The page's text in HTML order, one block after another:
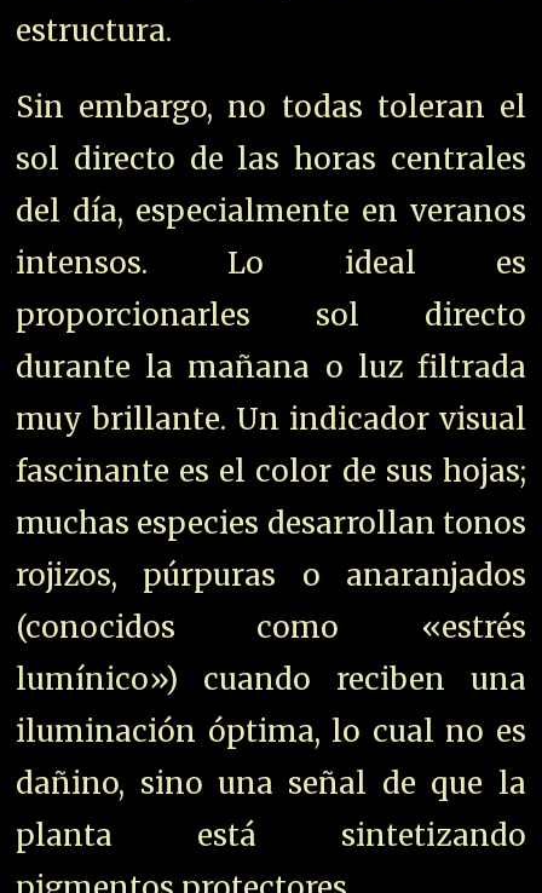
estructura.
Sin embargo, no todas toleran el
sol directo de las horas centrales
del día, especialmente en veranos
intensos. Lo ideal es
proporcionarles sol directo
durante la mañana o luz filtrada
muy brillante. Un indicador visual
fascinante es el color de sus hojas;
muchas especies desarrollan tonos
rojizos, púrpuras o anaranjados
(conocidos como «estrés
lumínico») cuando reciben una
iluminación óptima, lo cual no es
dañino, sino una señal de que la
planta está sintetizando